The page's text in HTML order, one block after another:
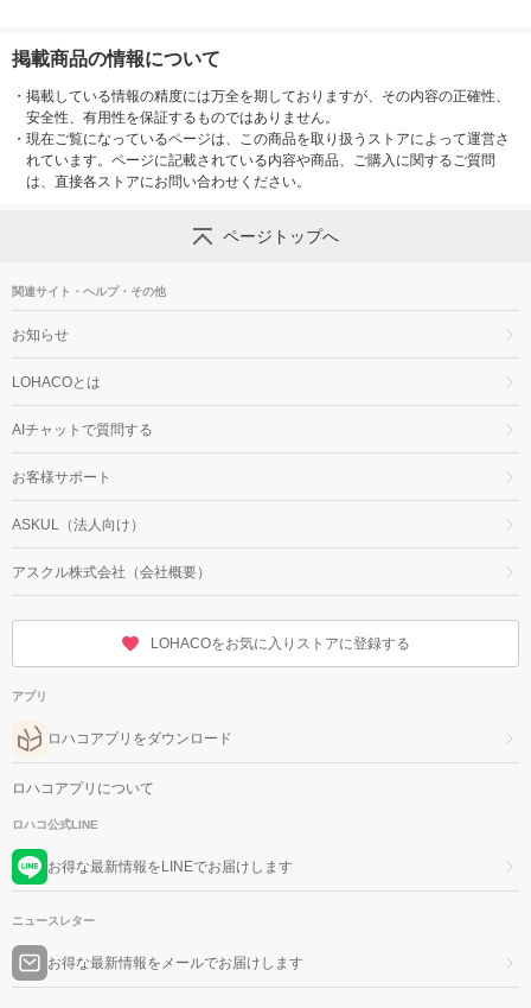
掲載商品の情報について
・ 掲載している情報の精度には万全を期しておりますが、その内容の正確性、
安全性、有用性を保証するものではありません。
・ 現在ご覧になっているページは、この商品を取り扱うストアによって運営さ
れています。ページに記載されている内容や商品、ご購入に関するご質問
は、直接各ストアにお問い合わせください。
ページトップへ
関連サイト・ヘルプ・その他
お知らせ
LOHACOとは
AIチャットで質問する
お客様サポート
ASKUL（法人向け）
アスクル株式会社（会社概要）
LOHACOをお気に入りストアに登録する
アプリ
ロハコアプリをダウンロード
ロハコアプリについて
ロハコ公式LINE
お得な最新情報をLINEでお届けします
ニュースレター
お得な最新情報をメールでお届けします